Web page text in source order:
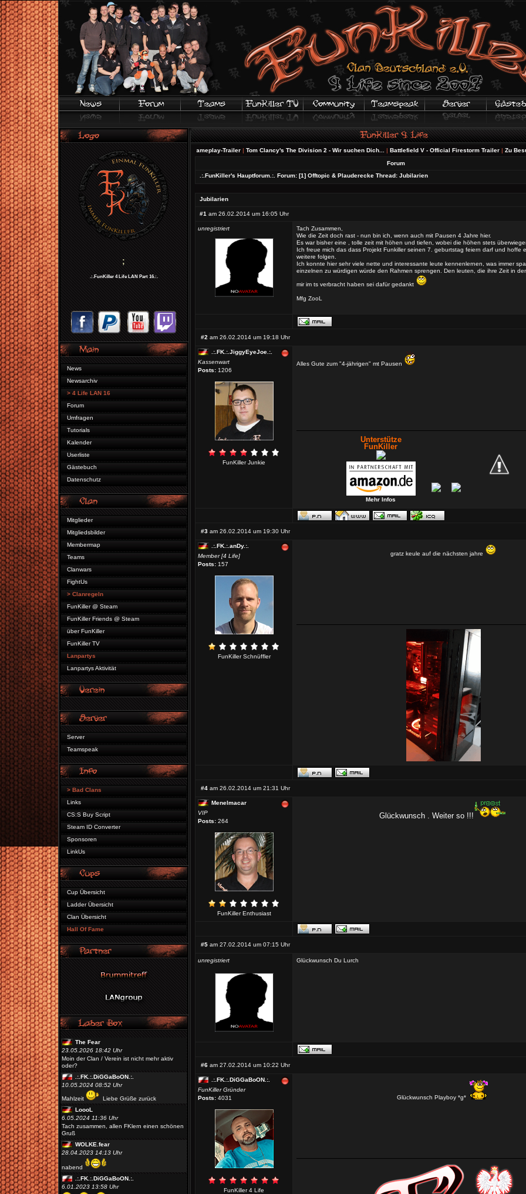
;
.:.FunKiller 4 Life LAN Part 16.:.
News
Newsarchiv
> 4 Life LAN 16
Forum
Umfragen
Tutorials
Kalender
Userliste
Gästebuch
Datenschutz
Mitglieder
Mitgliedsbilder
Membermap
Teams
Clanwars
FightUs
> Clanregeln
FunKiller @ Steam
FunKiller Friends @ Steam
über FunKiller
FunKiller TV
Lanpartys
Lanpartys Aktivität
Server
Teamspeak
> Bad Clans
Links
CS:S Buy Script
Steam ID Converter
Sponsoren
LinkUs
Cup Übersicht
Ladder Übersicht
Clan Übersicht
Hall Of Fame
The Fear
23.05.2026 18:42 Uhr
Moin der Clan / Verein ist nicht mehr aktiv
oder?
.:.FK.:.DiGGaBoON.:.
10.05.2024 08:52 Uhr
Mahlzeit
Liebe Grüße zurück
LoooL
6.05.2024 11:36 Uhr
Tach zusammen, allen FKlern einen schönen
Gruß
WOLKE.fear
28.04.2023 14:13 Uhr
nabend
.:.FK.:.DiGGaBoON.:.
6.01.2023 13:58 Uhr
FIFA 20 | Offizieller Gameplay-Trailer|Tom Clancy's The Division 2 - Wir suchen Dich...|Battlefield V - Official Firestorm Trailer|Zu Besuch bei
Forum
.:.FunKiller's Hauptforum.:. Forum: [1] Offtopic & Plauderecke Thread: Jubilarien
Jubilarien
#1 am 26.02.2014 um 16:05 Uhr
unregistriert
Tach Zusammen,
Wie die Zeit doch rast - nun bin ich, wenn auch mit Pausen 4 Jahre hier.
Es war bisher eine , tolle zeit mit höhen und tiefen, wobei die höhen stets
Ich freue mich das dass Projekt Funkiller seinen 7. geburtstag feiern darf und hoffe
weitere folgen.
Ich konnte hier sehr viele nette und interessante leute kennenlernen, was immer
einzelnen zu würdigen würde den Rahmen sprengen. Den leuten, die ihre Zeit in
mir im ts verbracht haben sei dafür gedankt
Mfg ZooL
#2 am 26.02.2014 um 19:18 Uhr
.:.FK.:.JiggyEyeJoe.:.
Kassenwart
Posts: 1206
FunKiller Junkie
Alles Gute zum "4-jährigen" mt Pausen
Unterstütze
FunKiller
Mehr Infos
#3 am 26.02.2014 um 19:30 Uhr
.:.FK.:.anDy.:.
Member [4 Life]
Posts: 157
FunKiller Schnüffler
gratz keule auf die nächsten jahre
#4 am 26.02.2014 um 21:31 Uhr
Menelmacar
VIP
Posts: 264
FunKiller Enthusiast
Glückwunsch . Weiter so !!!
#5 am 27.02.2014 um 07:15 Uhr
unregistriert Glückwunsch Du Lurch
#6 am 27.02.2014 um 10:22 Uhr
.:.FK.:.DiGGaBoON.:.
FunKiller Gründer
Posts: 4031
FunKiller 4 Life
Glückwunsch Playboy *g*